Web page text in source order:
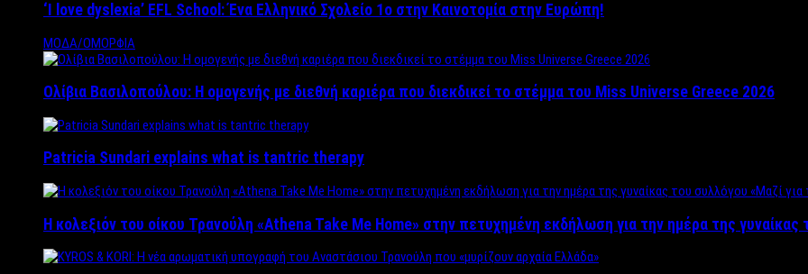
‘Ι love dyslexia’ EFL School: Ένα Ελληνικό Σχολείo 1ο στην Καινοτομία στην Ευρώπη!
ΜΟΔΑ/ΟΜΟΡΦΙΑ
Ολίβια Βασιλοπούλου: Η ομογενής με διεθνή καριέρα που διεκδικεί το στέμμα του Miss Universe Greece 2026
Patricia Sundari explains what is tantric therapy
Η κολεξιόν του οίκου Τρανούλη «Athena Take Me Home» στην πετυχημένη εκδήλωση για την ημέρα της γυναίκας